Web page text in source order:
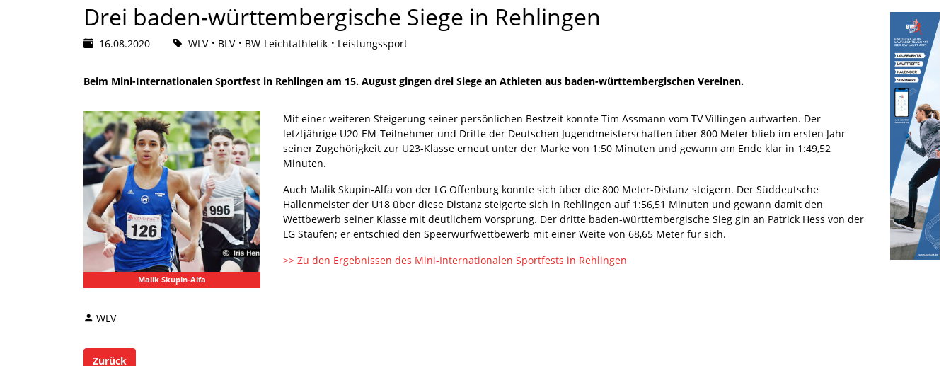
Drei baden-württembergische Siege in Rehlingen
16.08.2020 WLV BLV BW-Leichtathletik Leistungssport
Beim Mini-Internationalen Sportfest in Rehlingen am 15. August gingen drei Siege an Athleten aus baden-württembergischen Vereinen.
Malik Skupin-Alfa
Mit einer weiteren Steigerung seiner persönlichen Bestzeit konnte Tim Assmann vom TV Villingen aufwarten. Der
letztjährige U20-EM-Teilnehmer und Dritte der Deutschen Jugendmeisterschaften über 800 Meter blieb im ersten Jahr
seiner Zugehörigkeit zur U23-Klasse erneut unter der Marke von 1:50 Minuten und gewann am Ende klar in 1:49,52
Minuten.
Auch Malik Skupin-Alfa von der LG Offenburg konnte sich über die 800 Meter-Distanz steigern. Der Süddeutsche
Hallenmeister der U18 über diese Distanz steigerte sich in Rehlingen auf 1:56,51 Minuten und gewann damit den
Wettbewerb seiner Klasse mit deutlichem Vorsprung. Der dritte baden-württembergische Sieg gin an Patrick Hess von der
LG Staufen; er entschied den Speerwurfwettbewerb mit einer Weite von 68,65 Meter für sich.
>> Zu den Ergebnissen des Mini-Internationalen Sportfests in Rehlingen
WLV
Zurück